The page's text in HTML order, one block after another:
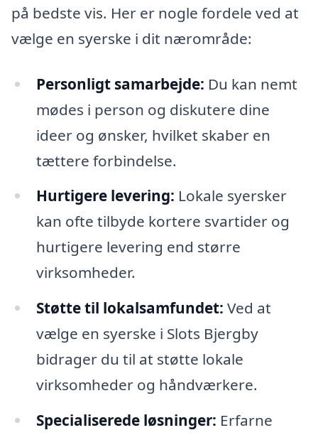
på bedste vis. Her er nogle fordele ved at
vælge en syerske i dit nærområde:
Personligt samarbejde: Du kan nemt
mødes i person og diskutere dine
ideer og ønsker, hvilket skaber en
tættere forbindelse.
Hurtigere levering: Lokale syersker
kan ofte tilbyde kortere svartider og
hurtigere levering end større
virksomheder.
Støtte til lokalsamfundet: Ved at
vælge en syerske i Slots Bjergby
bidrager du til at støtte lokale
virksomheder og håndværkere.
Specialiserede løsninger: Erfarne